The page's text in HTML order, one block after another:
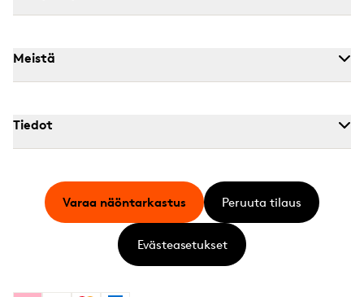
Meistä
Tiedot
Varaa näöntarkastus Peruuta tilaus
Evästeasetukset